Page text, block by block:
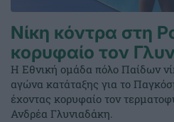
Νίκη κόντρα στη
κορυφαίο τον
Η Εθνική ομάδα πόλο Παίδων
αγώνα κατάταξης για το
έχοντας κορυφαίο τον
Ανδρέα Γλυνιαδάκη.